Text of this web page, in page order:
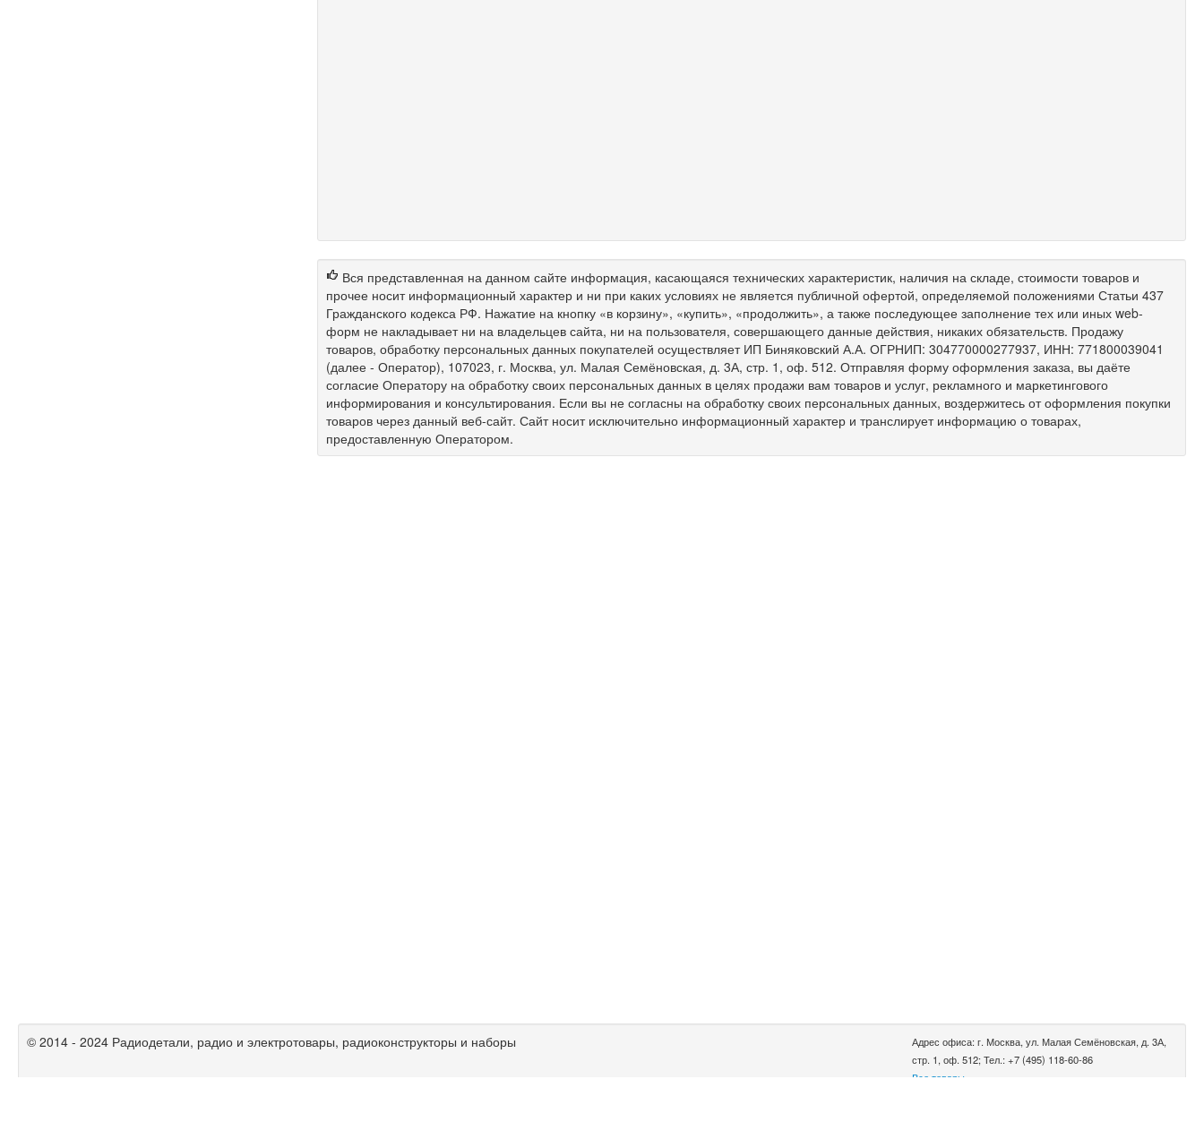
Вся представленная на данном сайте информация, касающаяся технических характеристик, наличия на складе, стоимости товаров и
прочее носит информационный характер и ни при каких условиях не является публичной офертой, определяемой положениями Статьи 437
Гражданского кодекса РФ. Нажатие на кнопку «в корзину», «купить», «продолжить», а также последующее заполнение тех или иных web-
форм не накладывает ни на владельцев сайта, ни на пользователя, совершающего данные действия, никаких обязательств. Продажу
товаров, обработку персональных данных покупателей осуществляет ИП Биняковский А.А. ОГРНИП: 304770000277937, ИНН: 771800039041
(далее - Оператор), 107023, г. Москва, ул. Малая Семёновская, д. 3А, стр. 1, оф. 512. Отправляя форму оформления заказа, вы даёте
согласие Оператору на обработку своих персональных данных в целях продажи вам товаров и услуг, рекламного и маркетингового
информирования и консультирования. Если вы не согласны на обработку своих персональных данных, воздержитесь от оформления покупки
товаров через данный веб-сайт. Сайт носит исключительно информационный характер и транслирует информацию о товарах,
предоставленную Оператором.
© 2014 - 2024 Радиодетали, радио и электротовары, радиоконструкторы и наборы
Адрес офиса: г. Москва, ул. Малая Семёновская, д. 3А,
стр. 1, оф. 512; Тел.: +7 (495) 118-60-86
Все товары